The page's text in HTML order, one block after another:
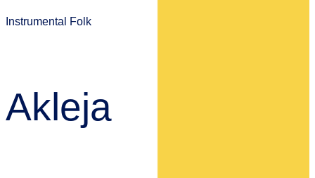
Instrumental Folk
Akleja